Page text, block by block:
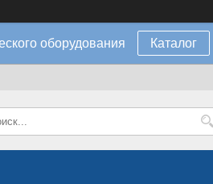
оборудования Каталог